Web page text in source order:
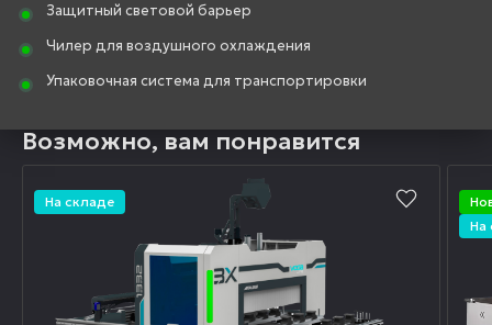
Защитный световой барьер
Чилер для воздушного охлаждения
Упаковочная система для транспортировки
Возможно, вам понравится
На складе
На